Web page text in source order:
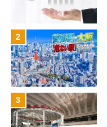
2
3